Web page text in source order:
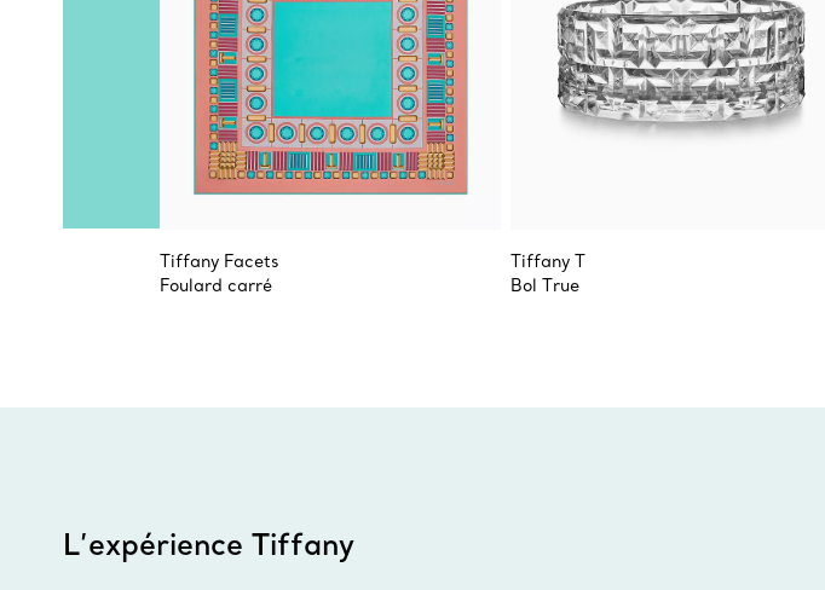
Tiffany Facets
Foulard carré
Tiffany T
Bol True
L’expérience Tiffany